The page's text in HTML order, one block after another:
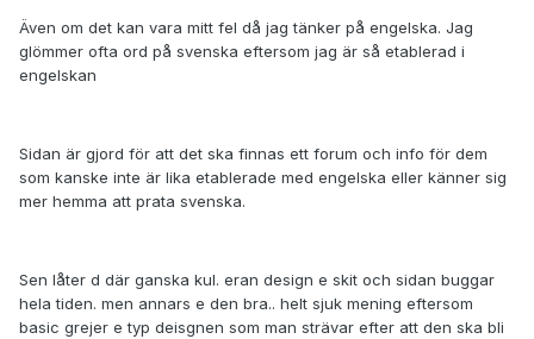
Även om det kan vara mitt fel då jag tänker på engelska. Jag
glömmer ofta ord på svenska eftersom jag är så etablerad i
engelskan
Sidan är gjord för att det ska finnas ett forum och info för dem
som kanske inte är lika etablerade med engelska eller känner sig
mer hemma att prata svenska.
Sen låter d där ganska kul. eran design e skit och sidan buggar
hela tiden. men annars e den bra.. helt sjuk mening eftersom
basic grejer e typ deisgnen som man strävar efter att den ska bli